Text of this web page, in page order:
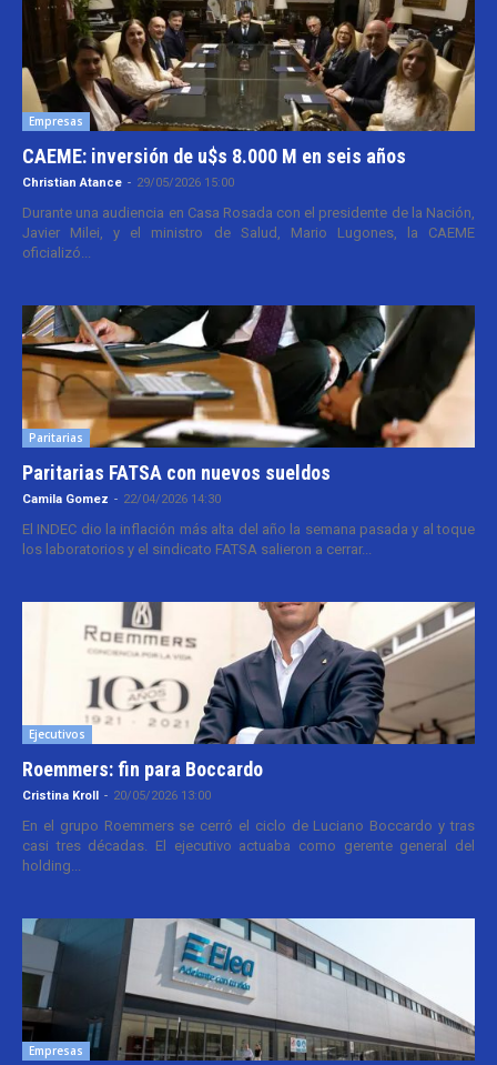
Empresas
CAEME: inversión de u$s 8.000 M en seis años
Christian Atance - 29/05/2026 15:00
Durante una audiencia en Casa Rosada con el presidente de la Nación,
Javier Milei, y el ministro de Salud, Mario Lugones, la CAEME
oficializó...
Paritarias
Paritarias FATSA con nuevos sueldos
Camila Gomez - 22/04/2026 14:30
El INDEC dio la inflación más alta del año la semana pasada y al toque
los laboratorios y el sindicato FATSA salieron a cerrar...
Ejecutivos
Roemmers: fin para Boccardo
Cristina Kroll - 20/05/2026 13:00
En el grupo Roemmers se cerró el ciclo de Luciano Boccardo y tras
casi tres décadas. El ejecutivo actuaba como gerente general del
holding...
Empresas